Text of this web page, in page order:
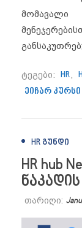
მომავალი
ტეგები: HR,
ეიჩარ კურსი
HR ᲒᲣᲜᲓᲘ
HR hub
თარიღი: